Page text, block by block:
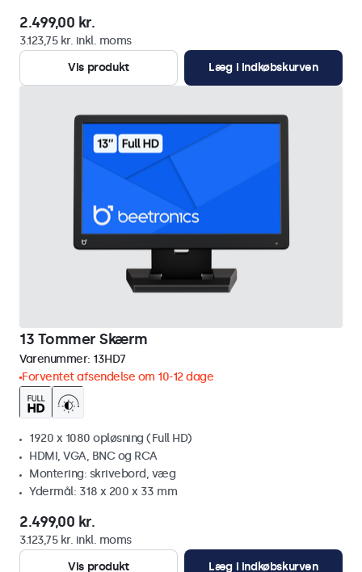
2.499,00 kr.
3.123,75 kr. inkl. moms
Vis produkt
Læg i indkøbskurven
13 Tommer Skærm
Varenummer: 13HD7
Forventet afsendelse om 10-12 dage
1920 x 1080 opløsning (Full HD)
HDMI, VGA, BNC og RCA
Montering: skrivebord, væg
Ydermål: 318 x 200 x 33 mm
2.499,00 kr.
3.123,75 kr. inkl. moms
Vis produkt
Læg i indkøbskurven